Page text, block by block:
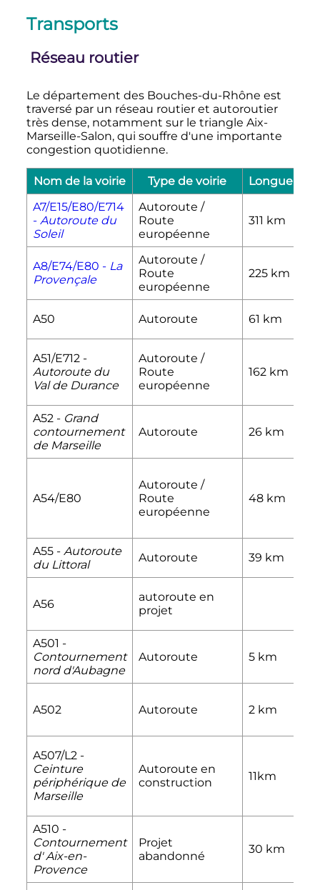
Transports
Réseau routier
Le département des Bouches-du-Rhône est
traversé par un réseau routier et autoroutier
très dense, notamment sur le triangle Aix-
Marseille-Salon, qui souffre d'une importante
congestion quotidienne.
Nom de la voirie Type de voirie Longueur
A7/E15/E80/E714
- Autoroute du
Soleil
Autoroute /
Route
européenne
311 km
A8/E74/E80 - La
Provençale
Autoroute /
Route
européenne
225 km
A50 Autoroute 61 km
A51/E712 -
Autoroute du
Val de Durance
Autoroute /
Route
européenne
162 km
A52 - Grand
contournement
de Marseille
Autoroute 26 km
A54/E80
Autoroute /
Route
européenne
48 km
A55 - Autoroute
du Littoral
Autoroute 39 km
A56
autoroute en
projet
A501 -
Contournement
nord d'Aubagne
Autoroute 5 km
A502 Autoroute 2 km
A507/L2 -
Ceinture
périphérique de
Marseille
Autoroute en
construction
11km
A510 -
Contournement
d' Aix-en-
Provence
Projet
abandonné
30 km